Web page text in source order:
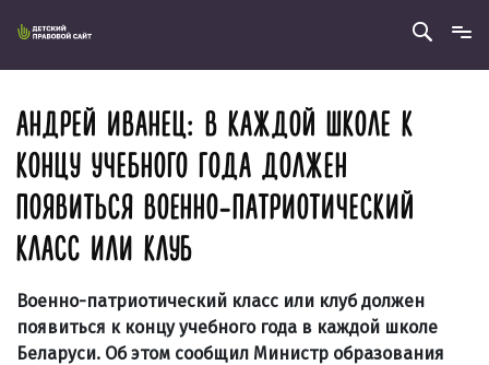
АНДРЕЙ ИВАНЕЦ: В КАЖДОЙ ШКОЛЕ К
КОНЦУ УЧЕБНОГО ГОДА ДОЛЖЕН
ПОЯВИТЬСЯ ВОЕННО-ПАТРИОТИЧЕСКИЙ
КЛАСС ИЛИ КЛУБ
Военно-патриотический класс или клуб должен
появиться к концу учебного года в каждой школе
Беларуси. Об этом сообщил Министр образования